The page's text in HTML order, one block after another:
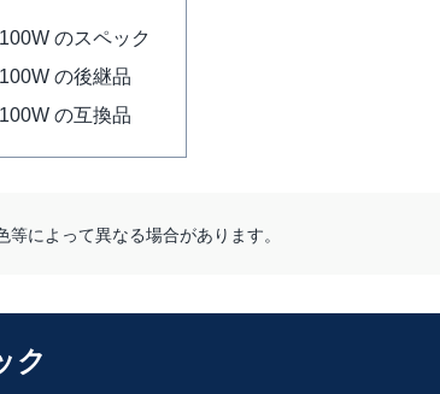
のスペック
の後継品
の互換品
によって異なる場合があります。
ク